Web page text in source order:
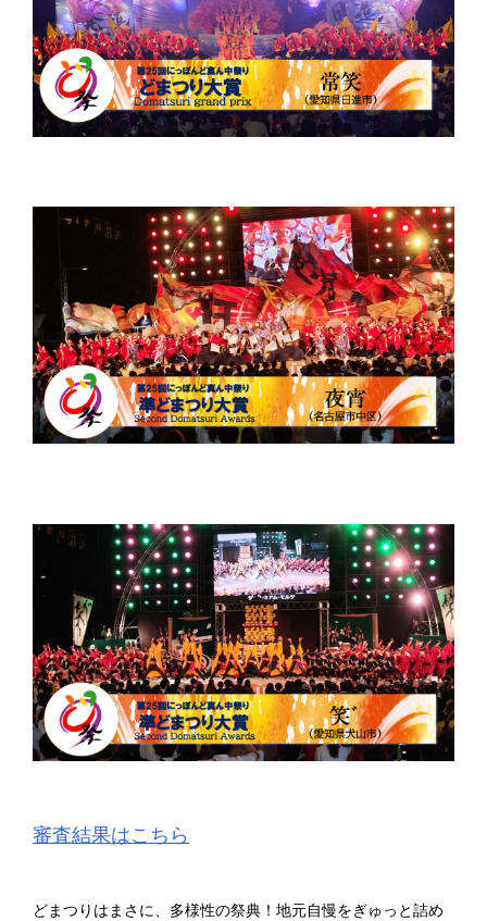
審査結果はこちら
どまつりはまさに、多様性の祭典！地元自慢をぎゅっと詰め